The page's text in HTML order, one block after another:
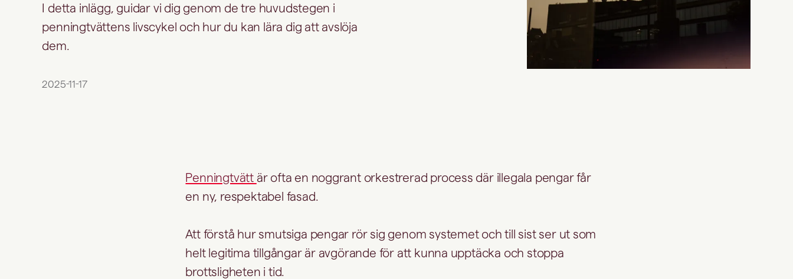
I detta inlägg, guidar vi dig genom de tre huvudstegen i
penningtvättens livscykel och hur du kan lära dig att avslöja
dem.
2025-11-17
Penningtvätt är ofta en noggrant orkestrerad process där illegala pengar får
en ny, respektabel fasad.
Att förstå hur smutsiga pengar rör sig genom systemet och till sist ser ut som
helt legitima tillgångar är avgörande för att kunna upptäcka och stoppa
brottsligheten i tid.